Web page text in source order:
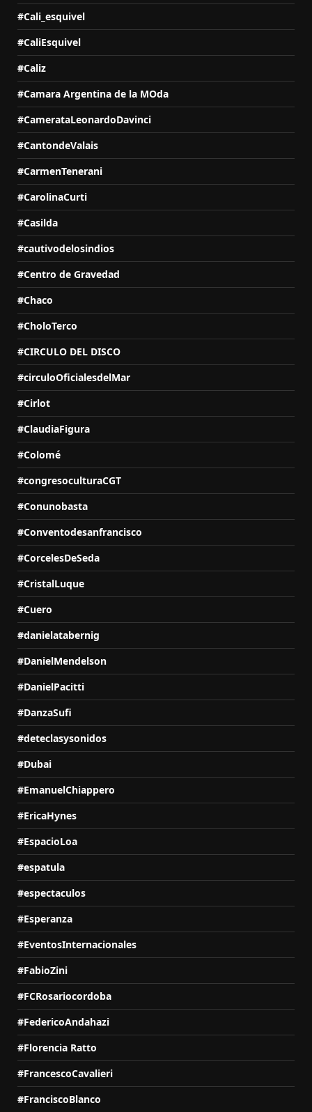
#Cali_esquivel
#CaliEsquivel
#Caliz
#Camara Argentina de la MOda
#CamerataLeonardoDavinci
#CantondeValais
#CarmenTenerani
#CarolinaCurti
#Casilda
#cautivodelosindios
#Centro de Gravedad
#Chaco
#CholoTerco
#CIRCULO DEL DISCO
#circuloOficialesdelMar
#Cirlot
#ClaudiaFigura
#Colomé
#congresoculturaCGT
#Conunobasta
#Conventodesanfrancisco
#CorcelesDeSeda
#CristalLuque
#Cuero
#danielatabernig
#DanielMendelson
#DanielPacitti
#DanzaSufi
#deteclasysonidos
#Dubai
#EmanuelChiappero
#EricaHynes
#EspacioLoa
#espatula
#espectaculos
#Esperanza
#EventosInternacionales
#FabioZini
#FCRosariocordoba
#FedericoAndahazi
#Florencia Ratto
#FrancescoCavalieri
#FranciscoBlanco